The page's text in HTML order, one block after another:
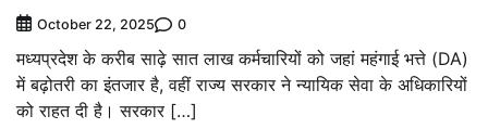
October 22, 2025 0
मध्यप्रदेश के करीब साढ़े सात लाख कर्मचारियों को जहां महंगाई भत्ते (DA)
में बढ़ोतरी का इंतजार है, वहीं राज्य सरकार ने न्यायिक सेवा के अधिकारियों
को राहत दी है। सरकार […]